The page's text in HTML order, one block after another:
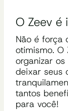
O Zeev é
Não é força
otimismo. O
organizar
deixar seus
tantos
para você!